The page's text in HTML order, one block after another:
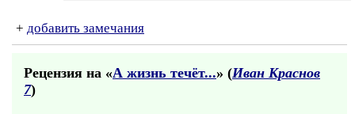
+ добавить замечания
Рецензия на «А жизнь течёт...» (Иван Краснов
7)